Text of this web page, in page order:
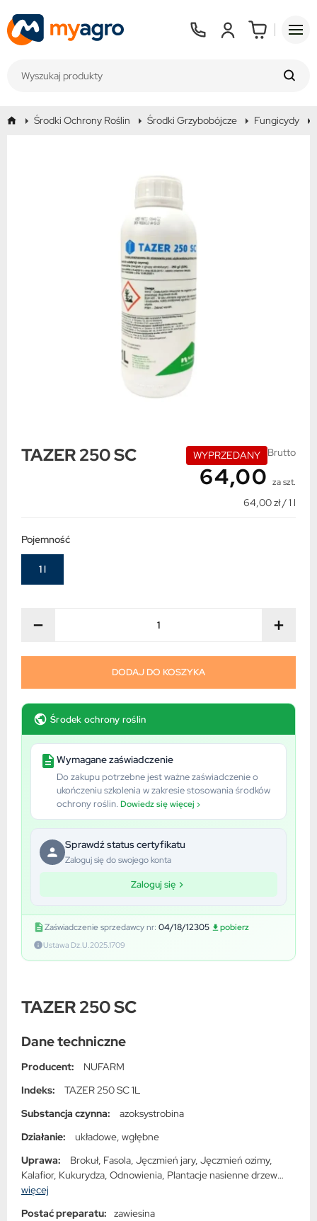
Środki Ochrony Roślin Środki Grzybobójcze Fungicydy
TAZER 250 SC
Dane techniczne
Producent:
NUFARM
Indeks:
TAZER 250 SC 1L
Substancja czynna:
azoksystrobina
Działanie:
układowe, wgłębne
Uprawa:
Kalafior, Kukurydza, Odnowienia, Plantacje nasienne drzew
leśnych, Pomidor pod osłonami, Pszenica ozima, Rośliny
więcej
Postać preparatu:
zawiesina
TAZER 250 SC WYPRZEDANY Brutto
64,00 za szt.
64,00 zł / 1 l
Pojemność
1 l
− +
DODAJ DO KOSZYKA
Środek ochrony roślin
Wymagane zaświadczenie
Do zakupu potrzebne jest ważne zaświadczenie o
ukończeniu szkolenia w zakresie stosowania środków
ochrony roślin.Dowiedz się więcej ›
Sprawdź status certyfikatu
Zaloguj się do swojego konta
Zaloguj się
Zaświadczenie sprzedawcy nr: 04/18/12305 pobierz
Ustawa Dz.U.2025.1709